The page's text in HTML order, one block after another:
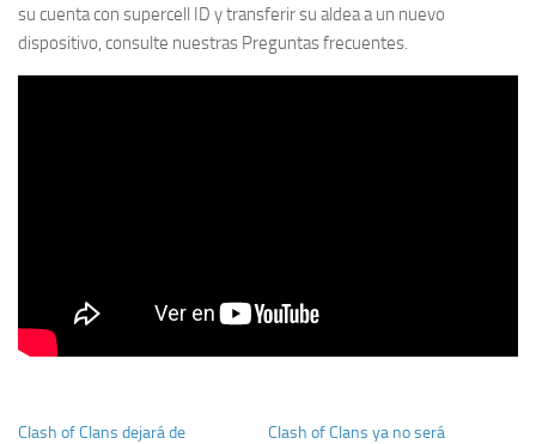
su cuenta con supercell ID y transferir su aldea a un nuevo
dispositivo, consulte nuestras Preguntas frecuentes.
Clash of Clans dejará de
Clash of Clans ya no será